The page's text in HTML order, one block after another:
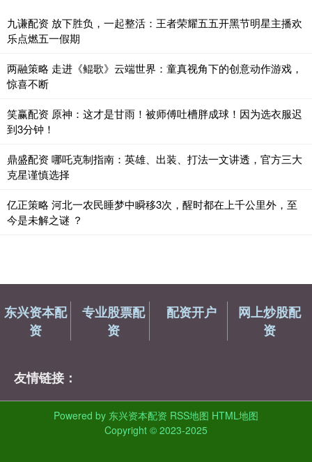
九谦配资 放下胜负，一起整活：王者荣耀五五开黑节明星主播欢
乐点燃五一假期
两融策略 走进《鲲歌》云端世界：童真视角下的创意动作游戏，
惊喜不断
笑赢配资 原神：这才是甘雨！被师傅吐槽胖成球！因为选衣服迟
到3分钟！
鼎盛配资 哪吒克制指南：英雄、出装、打法一文讲透，官方三大
克星谨慎选择
亿正策略 河北一农民睡梦中瞬移3次，醒时都在上千公里外，至
今是未解之谜 ？
东兴资本配
资
专业股票配
资
配资开户
网上炒股配
资
友情链接：
Powered by 东兴资本配资 RSS地图 HTML地图
Copyright © 2023-2025